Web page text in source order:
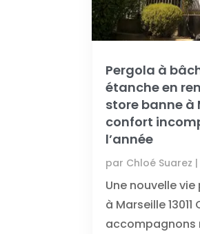
Pergola à
étanche en
store banne à
confort
l’année
par Chloé Suarez |
Une nouvelle
à Marseille 13011
accompagnons